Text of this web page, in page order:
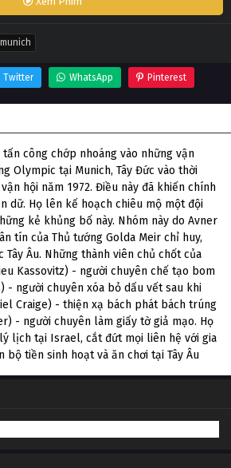
munich
Twitter WhatsApp Pinterest
công chớp nhoáng vào những vận
Olympic tại Munich, Tây Đức vào thời
hội năm 1972. Điều này đã khiến chính
dữ. Họ lên kế hoạch chiêu mộ một đội
kẻ khủng bố này. Nhóm này do Avner
tín của Thủ tướng Golda Meir chỉ huy,
Tây Âu. Những thành viên chủ chốt của
Kassovitz) - người chuyên chế tạo bom
- người chuyên xóa bỏ dấu vết sau khi
Craige) - thiện xạ bách phát bách trúng
- người chuyên làm giấy tờ giả mạo. Họ
lịch tại Israel, cắt đứt mọi liên hệ với gia
bộ tiền sinh hoạt và ăn chơi tại Tây Âu